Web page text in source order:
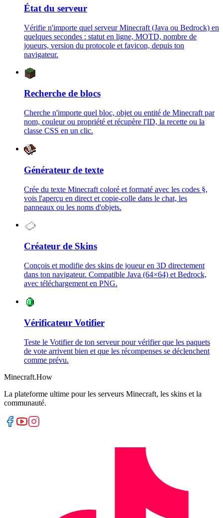
État du serveur
Vérifie n'importe quel serveur Minecraft (Java ou Bedrock) en
quelques secondes : statut en ligne, MOTD, nombre de
joueurs, version du protocole et favicon, depuis ton
navigateur.
Recherche de blocs
Cherche n'importe quel bloc, objet ou entité de Minecraft par
nom, couleur ou propriété et récupère l'ID, la recette ou la
classe CSS en un clic.
Générateur de texte
Crée du texte Minecraft coloré et formaté avec les codes §,
vois l'aperçu en direct et copie-colle dans le chat, les
panneaux ou les noms d'objets.
Créateur de Skins
Conçois et modifie des skins de joueur en 3D directement
dans ton navigateur. Compatible Java (64×64) et Bedrock,
avec téléchargement en PNG.
Vérificateur Votifier
Teste le Votifier de ton serveur pour vérifier que les paquets
de vote arrivent bien et que les récompenses se déclenchent
comme prévu.
Minecraft.How
La plateforme ultime pour les serveurs Minecraft, les skins et la
communauté.